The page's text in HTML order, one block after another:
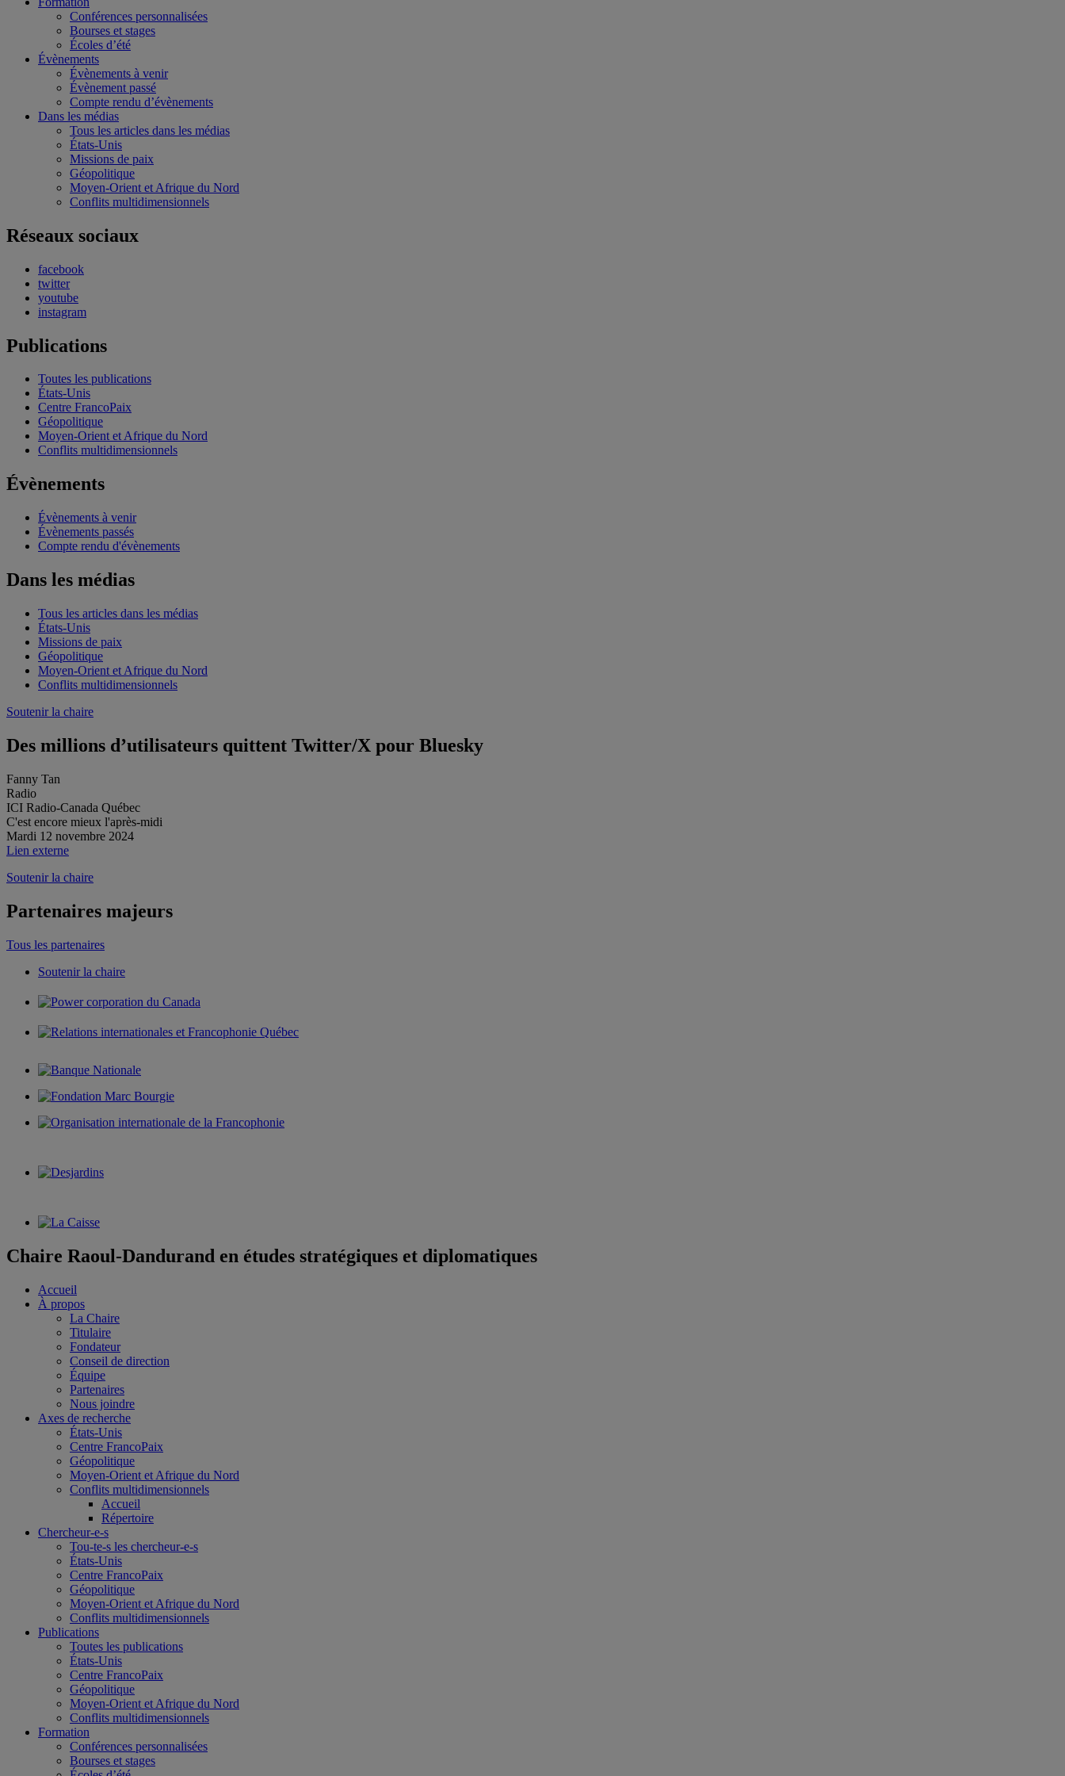
Conférences personnalisées
Bourses et stages
Écoles d’été
Évènements
Évènements à venir
Évènement passé
Compte rendu d’évènements
Dans les médias
Tous les articles dans les médias
États-Unis
Missions de paix
Géopolitique
Moyen-Orient et Afrique du Nord
Conflits multidimensionnels
Réseaux sociaux
facebook
twitter
youtube
instagram
Publications
Toutes les publications
États-Unis
Centre FrancoPaix
Géopolitique
Moyen-Orient et Afrique du Nord
Conflits multidimensionnels
Évènements
Évènements à venir
Évènements passés
Compte rendu d'évènements
Dans les médias
Tous les articles dans les médias
États-Unis
Missions de paix
Géopolitique
Moyen-Orient et Afrique du Nord
Conflits multidimensionnels
Soutenir la chaire
Des millions d’utilisateurs quittent Twitter/X pour Bluesky
Fanny Tan
Radio
ICI Radio-Canada Québec
C'est encore mieux l'après-midi
Mardi 12 novembre 2024
Lien externe
Soutenir la chaire
Partenaires majeurs
Tous les partenaires
Soutenir la chaire
Chaire Raoul-Dandurand en études stratégiques et diplomatiques
Accueil
À propos
La Chaire
Titulaire
Fondateur
Conseil de direction
Équipe
Partenaires
Nous joindre
Axes de recherche
États-Unis
Centre FrancoPaix
Géopolitique
Moyen-Orient et Afrique du Nord
Conflits multidimensionnels
Accueil
Répertoire
Chercheur-e-s
Tou-te-s les chercheur-e-s
États-Unis
Centre FrancoPaix
Géopolitique
Moyen-Orient et Afrique du Nord
Conflits multidimensionnels
Publications
Toutes les publications
États-Unis
Centre FrancoPaix
Géopolitique
Moyen-Orient et Afrique du Nord
Conflits multidimensionnels
Formation
Conférences personnalisées
Bourses et stages